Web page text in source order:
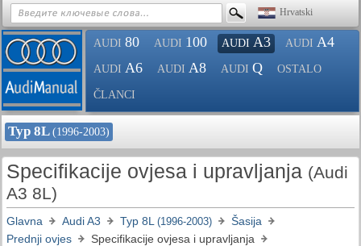
Hrvatski
AUDI 80 AUDI 100 AUDI A3 AUDI A4
AUDI A6 AUDI A8 AUDI Q OSTALO
ČLANCI
Typ 8L (1996-2003)
Specifikacije ovjesa i upravljanja (Audi
A3 8L)
Glavna Audi A3 Typ 8L (1996-2003)
Šasija
Prednji ovjes
Specifikacije ovjesa i upravljanja